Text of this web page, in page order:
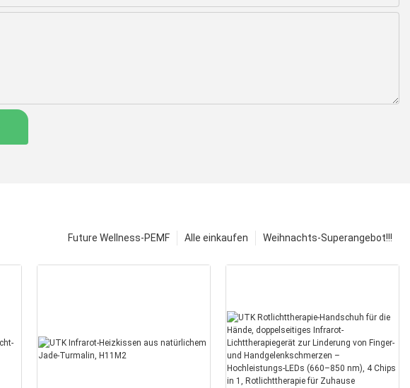
Weihnachts-Superangebot!!!
Alle einkaufen
Future Wellness-PEMF